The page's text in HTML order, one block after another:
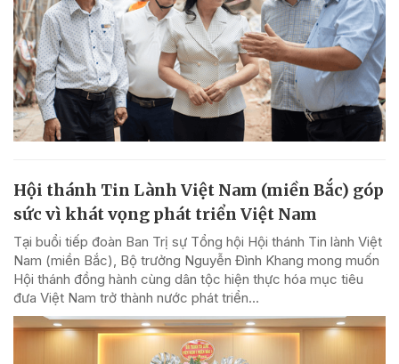
Hội thánh Tin Lành Việt Nam (miền Bắc) góp
sức vì khát vọng phát triển Việt Nam
Tại buổi tiếp đoàn Ban Trị sự Tổng hội Hội thánh Tin lành Việt
Nam (miền Bắc), Bộ trưởng Nguyễn Đình Khang mong muốn
Hội thánh đồng hành cùng dân tộc hiện thực hóa mục tiêu
đưa Việt Nam trở thành nước phát triển...